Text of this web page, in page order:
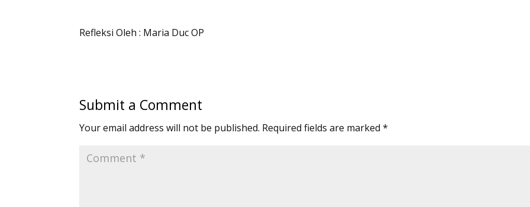
Refleksi Oleh : Maria Duc OP
Submit a Comment
Your email address will not be published. Required fields are marked*